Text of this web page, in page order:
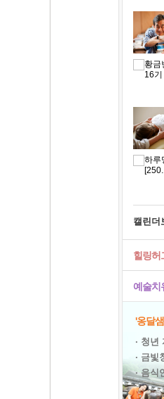
캘린더
예술치
힐링허
'옹달
· 청년
· 금빛
· 음식